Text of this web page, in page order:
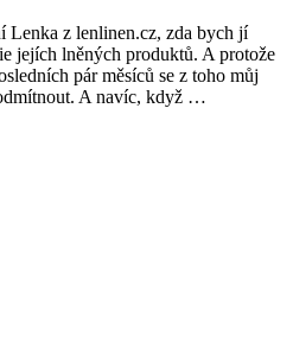
Lenka z lenlinen.cz, zda bych jí
jejích lněných produktů. A protože
pár měsíců se z toho můj
A navíc, když …